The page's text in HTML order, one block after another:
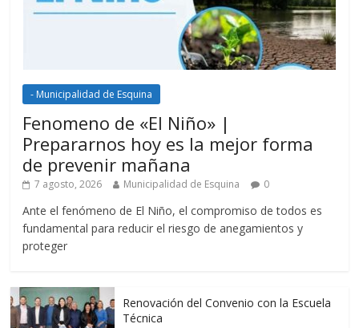
- Municipalidad de Esquina
Fenomeno de «El Niño» |
Prepararnos hoy es la mejor forma
de prevenir mañana
7 agosto, 2026 Municipalidad de Esquina 0
Ante el fenómeno de El Niño, el compromiso de todos es
fundamental para reducir el riesgo de anegamientos y
proteger
Renovación del Convenio con la Escuela
Técnica